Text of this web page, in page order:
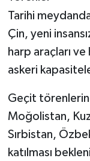
Tarihi
Çin, yeni
harp araçları
askeri
Geçit
Moğolistan,
Sırbistan,
katılması